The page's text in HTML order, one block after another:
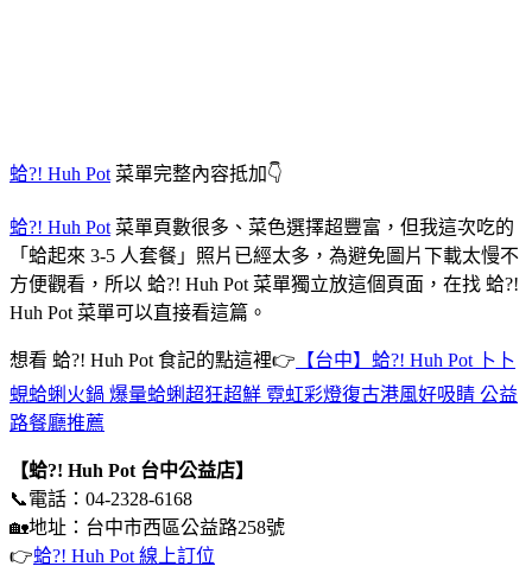
蛤?! Huh Pot 菜單完整內容抵加👇
蛤?! Huh Pot 菜單頁數很多、菜色選擇超豐富，但我這次吃的
「蛤起來 3-5 人套餐」照片已經太多，為避免圖片下載太慢不
方便觀看，所以 蛤?! Huh Pot 菜單獨立放這個頁面，在找 蛤?!
Huh Pot 菜單可以直接看這篇。
想看 蛤?! Huh Pot 食記的點這裡👉 【台中】蛤?! Huh Pot 卜卜
蜆蛤蜊火鍋 爆量蛤蜊超狂超鮮 霓虹彩燈復古港風好吸睛 公益
路餐廳推薦
【蛤?! Huh Pot 台中公益店】
📞電話：04-2328-6168
🏡地址：台中市西區公益路258號
👉蛤?! Huh Pot 線上訂位